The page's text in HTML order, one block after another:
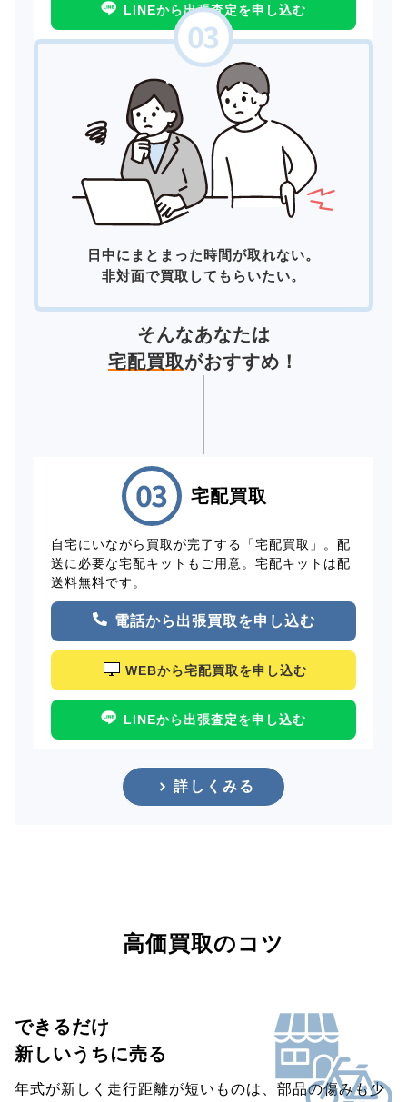
LINEから出張査定を申し込む
日中にまとまった時間が取れない。
非対面で買取してもらいたい。
そんなあなたは
宅配買取がおすすめ！
宅配買取
自宅にいながら買取が完了する「宅配買取」。配
送に必要な宅配キットもご用意。宅配キットは配
送料無料です。
電話から出張買取を申し込む
WEBから宅配買取を申し込む
LINEから出張査定を申し込む
詳しくみる
高価買取のコツ
できるだけ
新しいうちに売る
年式が新しく走行距離が短いものは、部品の傷みも少